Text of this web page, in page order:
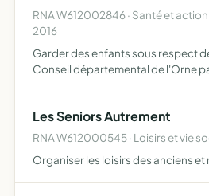
RNA W612002846 · Santé et
2016
Garder des enfants sous respect
Conseil départemental de l'Orne
Les Seniors Autrement
RNA W612000545 · Loisirs et vie
Organiser les loisirs des anciens et